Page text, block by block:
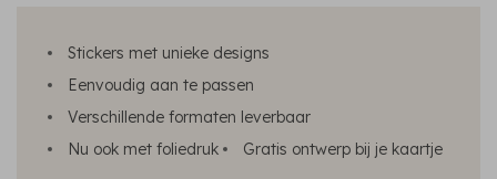
Stickers met unieke designs
Eenvoudig aan te passen
Verschillende formaten leverbaar
Nu ook met foliedruk
Gratis ontwerp bij je kaartje